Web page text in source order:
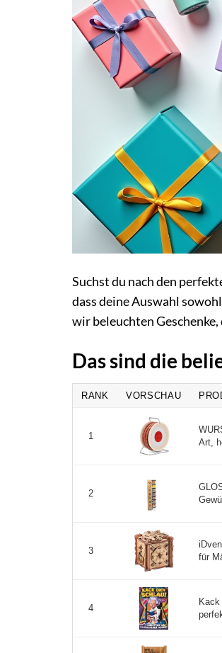
Suchst du nach den
dass deine Auswahl
wir beleuchten
Das sind die
RANK VORSCHAU
1
Art,
2
3
für
4